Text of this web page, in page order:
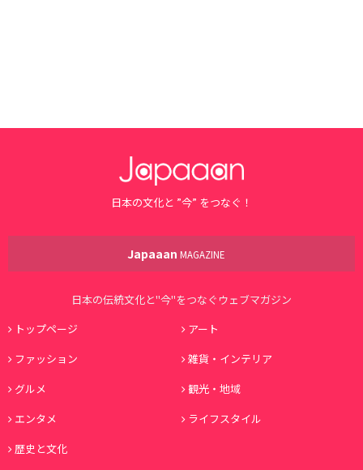
日本の文化と ”今” をつなぐ！
Japaaan MAGAZINE
日本の伝統文化と"今"をつなぐウェブマガジン
トップページ
アート
ファッション
雑貨・インテリア
グルメ
観光・地域
エンタメ
ライフスタイル
歴史と文化